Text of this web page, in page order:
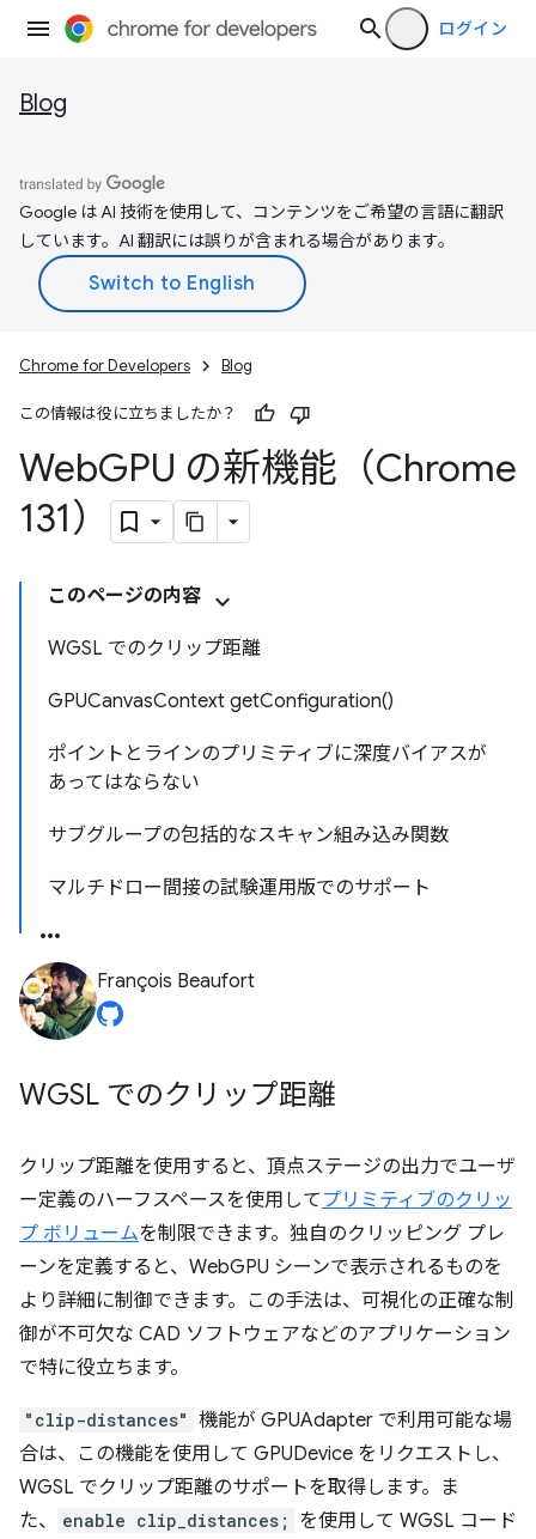
ログイン
Blog
Google は AI 技術を使用して、コンテンツをご希望の言語に翻訳
しています。AI 翻訳には誤りが含まれる場合があります。
Chrome for Developers Blog
この情報は役に立ちましたか？
WebGPU の新機能（Chrome
131）
このページの内容
WGSL でのクリップ距離
GPUCanvasContext getConfiguration()
ポイントとラインのプリミティブに深度バイアスが
あってはならない
サブグループの包括的なスキャン組み込み関数
マルチドロー間接の試験運用版でのサポート
François Beaufort
WGSL でのクリップ距離
クリップ距離を使用すると、頂点ステージの出力でユーザ
ー定義のハーフスペースを使用して プリミティブのクリッ
プ ボリュームを制限できます。独自のクリッピング プレ
ーンを定義すると、WebGPU シーンで表示されるものを
より詳細に制御できます。この手法は、可視化の正確な制
御が不可欠な CAD ソフトウェアなどのアプリケーション
で特に役立ちます。
"clip-distances" 機能が GPUAdapter で利用可能な場
合は、この機能を使用して GPUDevice をリクエストし、
WGSL でクリップ距離のサポートを取得します。ま
た、
enable clip_distances;
を使用して WGSL コード